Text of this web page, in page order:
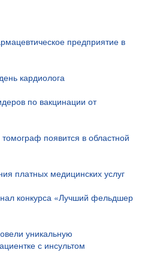
предприятие в
кардиолога
по вакцинации от
появится в областной
платных медицинских услуг
конкурса «Лучший фельдшер
уникальную
с инсультом